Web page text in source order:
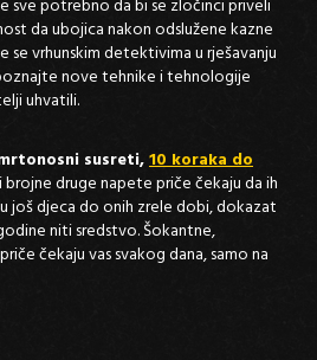
sve potrebno da bi se zločinci priveli
da ubojica nakon odslužene kazne
vrhunskim detektivima u rješavanju
nove tehnike i tehnologije
uhvatili.
susreti,10 koraka do
i brojne druge napete priče čekaju da ih
još djeca do onih zrele dobi, dokazat
niti sredstvo. Šokantne,
čekaju vas svakog dana, samo na